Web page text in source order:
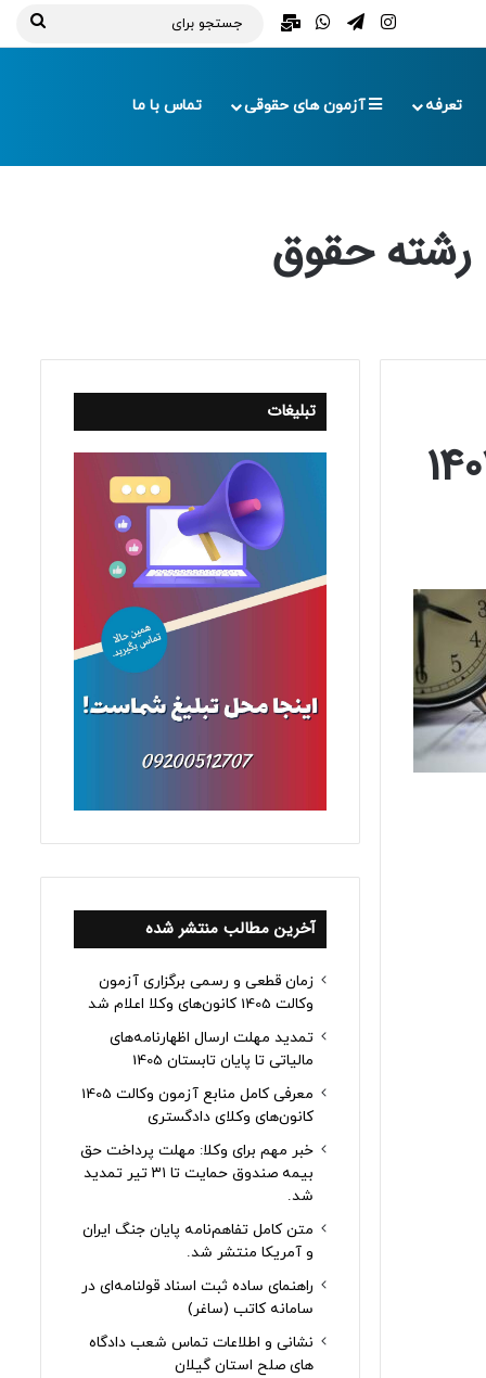
اینستاگرام
تلگرامواتس آپ
ایمیل
تعرفه آزمون های حقوقی تماس با ما
کارشناسی ارشد 1403
تبلیغات
آخرین مطالب منتشر شده
زمان قطعی و رسمی برگزاری آزمون
وکالت 1405 کانون‌های وکلا اعلام شد
تمدید مهلت ارسال اظهارنامه‌های
مالیاتی تا پایان تابستان 1405
معرفی کامل منابع آزمون وکالت 1405
کانون‌های وکلای دادگستری
خبر مهم برای وکلا: مهلت پرداخت حق
بیمه صندوق حمایت تا ۳۱ تیر تمدید
شد.
متن کامل تفاهم‌نامه پایان جنگ ایران
و آمریکا منتشر شد.
راهنمای ساده ثبت اسناد قولنامه‌ای در
سامانه کاتب (ساغر)
نشانی و اطلاعات تماس شعب دادگاه
های صلح استان گیلان